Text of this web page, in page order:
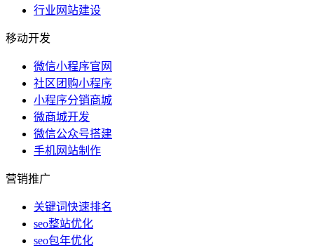
行业网站建设
移动开发
微信小程序官网
社区团购小程序
小程序分销商城
微商城开发
微信公众号搭建
手机网站制作
营销推广
关键词快速排名
seo整站优化
seo包年优化